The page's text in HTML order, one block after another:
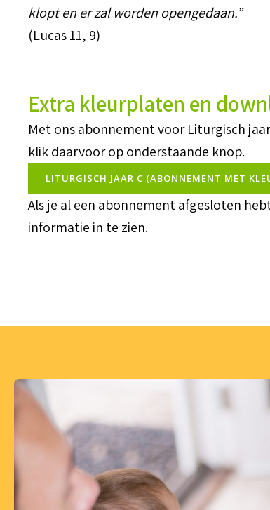
klopt en er zal worden opengedaan.”
(Lucas 11, 9)
Extra kleurplaten en
Met ons abonnement voor Liturgisch
klik daarvoor op onderstaande knop.
LITURGISCH JAAR C (ABONNEMENT MET
Als je al een abonnement afgesloten
informatie in te zien.